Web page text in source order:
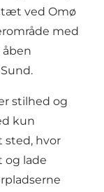
tæt ved Omø
med
stilhed og
kun
sted, hvor
og lade